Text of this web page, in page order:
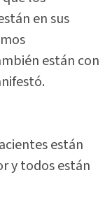
en sus
están con
están
y todos están